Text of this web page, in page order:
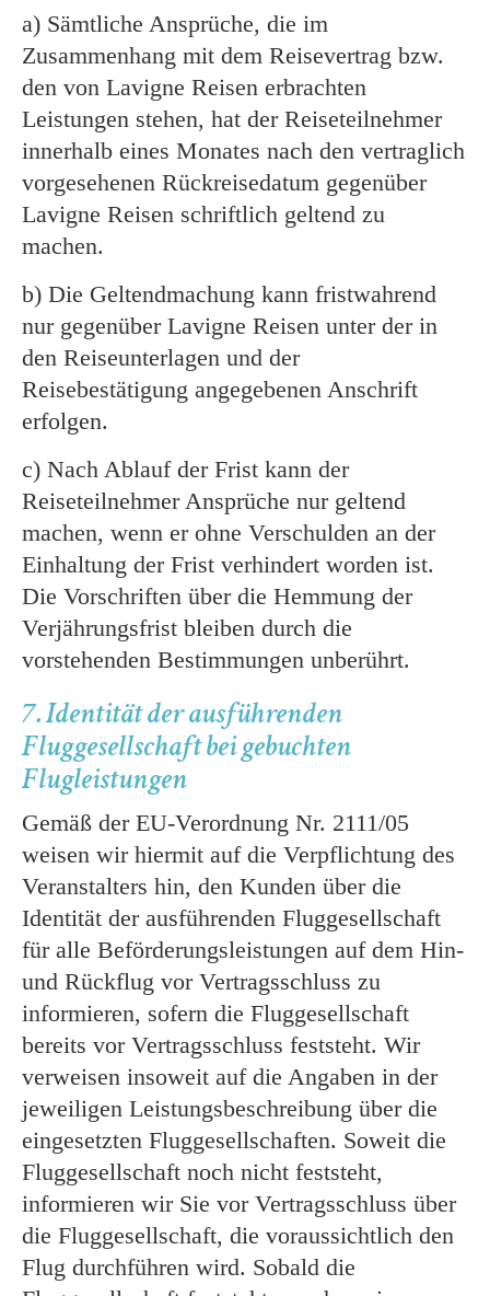
a) Sämtliche Ansprüche, die im
Zusammenhang mit dem Reisevertrag bzw.
den von Lavigne Reisen erbrachten
Leistungen stehen, hat der Reiseteilnehmer
innerhalb eines Monates nach den vertraglich
vorgesehenen Rückreisedatum gegenüber
Lavigne Reisen schriftlich geltend zu
machen.
b) Die Geltendmachung kann fristwahrend
nur gegenüber Lavigne Reisen unter der in
den Reiseunterlagen und der
Reisebestätigung angegebenen Anschrift
erfolgen.
c) Nach Ablauf der Frist kann der
Reiseteilnehmer Ansprüche nur geltend
machen, wenn er ohne Verschulden an der
Einhaltung der Frist verhindert worden ist.
Die Vorschriften über die Hemmung der
Verjährungsfrist bleiben durch die
vorstehenden Bestimmungen unberührt.
7. Identität der ausführenden
Fluggesellschaft bei gebuchten
Flugleistungen
Gemäß der EU-Verordnung Nr. 2111/05
weisen wir hiermit auf die Verpflichtung des
Veranstalters hin, den Kunden über die
Identität der ausführenden Fluggesellschaft
für alle Beförderungsleistungen auf dem Hin-
und Rückflug vor Vertragsschluss zu
informieren, sofern die Fluggesellschaft
bereits vor Vertragsschluss feststeht. Wir
verweisen insoweit auf die Angaben in der
jeweiligen Leistungsbeschreibung über die
eingesetzten Fluggesellschaften. Soweit die
Fluggesellschaft noch nicht feststeht,
informieren wir Sie vor Vertragsschluss über
die Fluggesellschaft, die voraussichtlich den
Flug durchführen wird. Sobald die